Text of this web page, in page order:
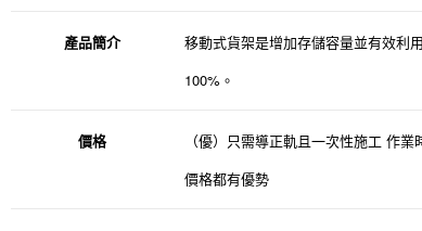
產品簡介 移動式貨架是增加存儲容量並有效利
100% 。
價格 （優）只需導正軌且一次性施工 作業
價格都有優勢